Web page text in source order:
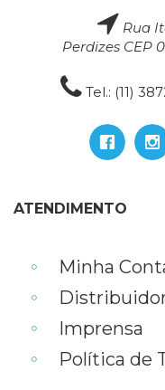
Rua
Perdizes CEP
Tel.: (11)
ATENDIMENTO
Minha
Imprensa
Política de